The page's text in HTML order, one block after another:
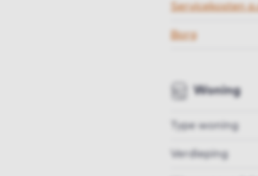
Servicekosten
Borg
Woning
Type woning
Verdieping